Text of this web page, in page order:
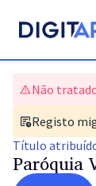
Não
Registo
Título
Paróquia